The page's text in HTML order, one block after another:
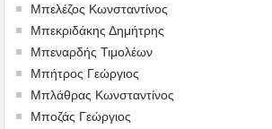
Μπελέζος Κωνσταντίνος
Μπεκριδάκης Δημήτρης
Μπεναρδής Τιμολέων
Μπήτρος Γεώργιος
Μπλάθρας Κωνσταντίνος
Μποζάς Γεώργιος